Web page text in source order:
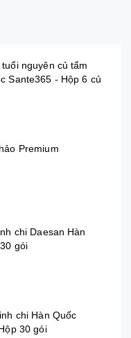
nguyên củ tẩm
Sante365 - Hộp 6 củ
Premium
chi Daesan Hàn
gói
chi Hàn Quốc
30 gói